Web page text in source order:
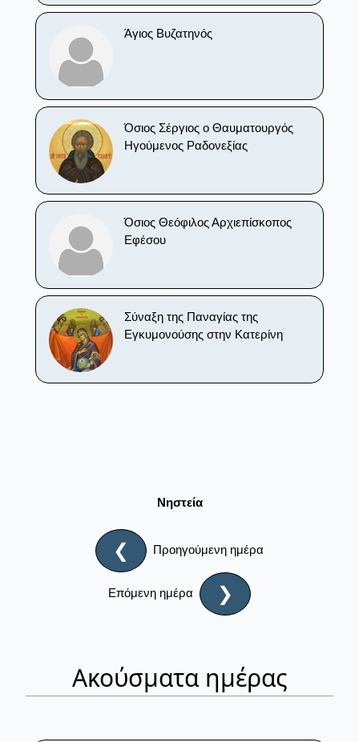
Άγιος Βυζατηνός
Όσιος Σέργιος ο Θαυματουργός
Ηγούμενος Ραδονεξίας
Όσιος Θεόφιλος Αρχιεπίσκοπος
Εφέσου
Σύναξη της Παναγίας της
Εγκυμονούσης στην Κατερίνη
Νηστεία
❮ Προηγούμενη ημέρα
Επόμενη ημέρα ❯
Ακούσματα ημέρας